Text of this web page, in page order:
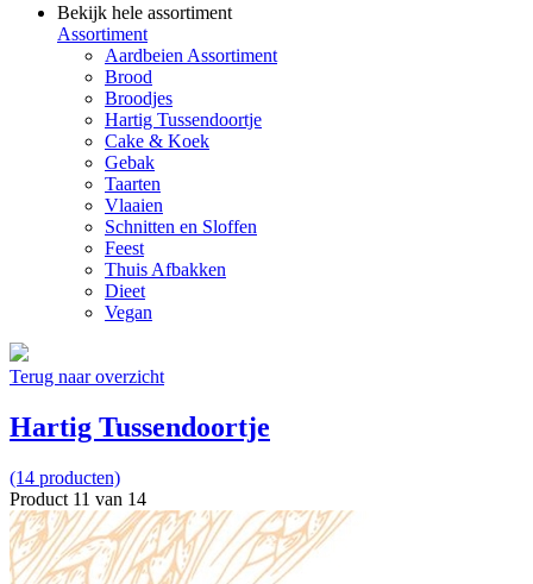
Bekijk hele assortiment
Assortiment
Aardbeien Assortiment
Brood
Broodjes
Hartig Tussendoortje
Cake & Koek
Gebak
Taarten
Vlaaien
Schnitten en Sloffen
Feest
Thuis Afbakken
Dieet
Vegan
Terug naar overzicht
Hartig Tussendoortje
(14 producten)
Product 11 van 14